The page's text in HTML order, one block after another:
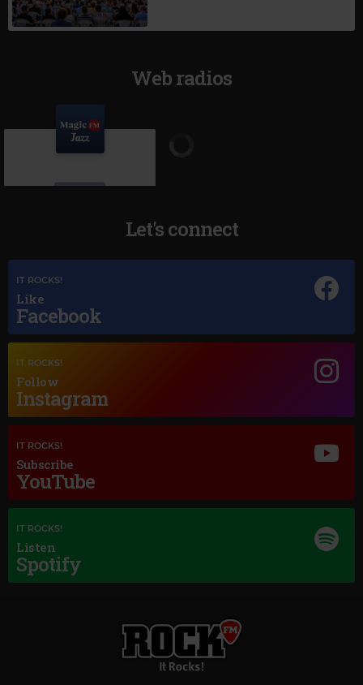
Web radios
Magic Jazz
DEAN MARTIN–BLUE MOON
Let's connect
IT ROCKS!
Like
Facebook
IT ROCKS!
Follow
Instagram
IT ROCKS!
Subscribe
YouTube
IT ROCKS!
Listen
Spotify